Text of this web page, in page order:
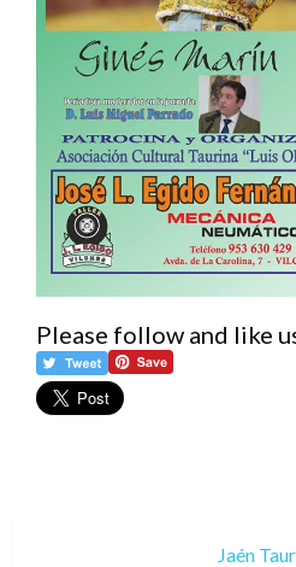
Please follow and like
Jaén